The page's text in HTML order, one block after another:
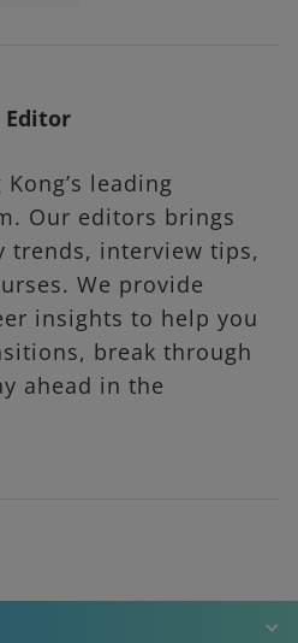
Editor
leading
Our editors brings
trends, interview tips,
We provide
insights to help you
break through
ahead in the